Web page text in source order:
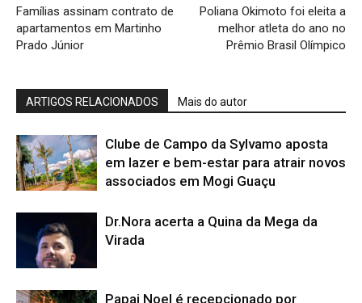
Famílias assinam contrato de
apartamentos em Martinho
Prado Júnior
Poliana Okimoto foi eleita a
melhor atleta do ano no
Prêmio Brasil Olímpico
ARTIGOS RELACIONADOS Mais do autor
Clube de Campo da Sylvamo aposta
em lazer e bem-estar para atrair novos
associados em Mogi Guaçu
Dr.Nora acerta a Quina da Mega da
Virada
Papai Noel é recepcionado por